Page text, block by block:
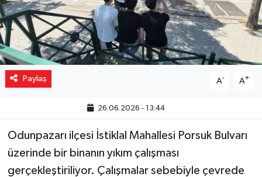
Paylaş A- A+
26.06.2026 - 13:44
Odunpazarı ilçesi İstiklal Mahallesi Porsuk Bulvarı
üzerinde bir binanın yıkım çalışması
gerçekleştiriliyor. Çalışmalar sebebiyle çevrede